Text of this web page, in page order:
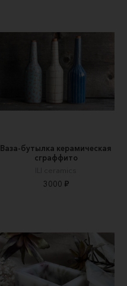
Ваза-бутылка керамическая
сграффито
ILI ceramics
3000 ₽